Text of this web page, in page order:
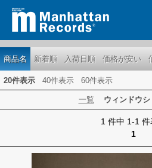
商品名 新着順 入荷日順 価格が安い
20件表示 40件表示 60件表示
一覧 ウィンドウ
1 件中 1-1 件
1